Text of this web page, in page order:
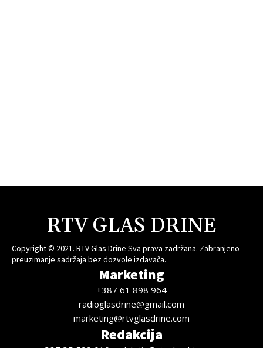
RTV GLAS DRINE
Copyright © 2021. RTV Glas Drine Sva prava zadržana. Zabranjeno
preuzimanje sadržaja bez dozvole izdavača.
Marketing
+387 61 898 964
radioglasdrine@gmail.com
marketing@rtvglasdrine.com
Redakcija